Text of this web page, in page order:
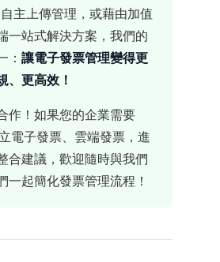
主上傳管理，或藉由加值
一站式解決方案，我們的
： 讓電子發票管理變得更
、更高效！
作！如果您的企業需要
電子發票、雲端發票，進
合建議，歡迎隨時與我們
一起簡化發票管理流程！